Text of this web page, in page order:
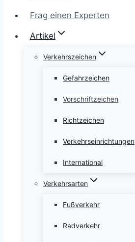
Frag einen Experten
Artikel
Verkehrszeichen
Gefahrzeichen
Vorschriftzeichen
Richtzeichen
Verkehrseinrichtungen
International
Verkehrsarten
Fußverkehr
Radverkehr